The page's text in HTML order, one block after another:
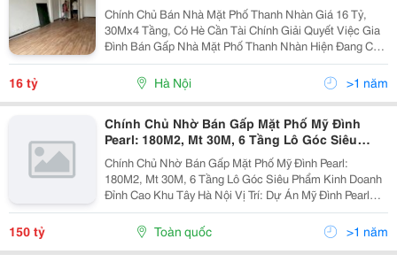
Chính Chủ Bán Nhà Mặt Phố Thanh Nhàn Giá 16 Tỷ,
30Mx4 Tầng, Có Hè Cần Tài Chính Giải Quyết Việc Gia
Đình Bán Gấp Nhà Mặt Phố Thanh Nhàn Hiện Đang Cho
Thuê Mặt Bằng Gần 30Tr/Tháng. Buôn Bán Rất Có Lộc,
Đông Khách. Nguồn Thu Lớn. Diện Tích Xây Dựng...
16 tỷ Hà Nội >1 năm
Chính Chủ Nhờ Bán Gấp Mặt Phố Mỹ Đình
Pearl: 180M2, Mt 30M, 6 Tầng Lô Góc Siêu
Phẩm Kinh Doanh Đỉnh Cao Khu Tây Hà Nội
Chính Chủ Nhờ Bán Gấp Mặt Phố Mỹ Đình Pearl:
180M2, Mt 30M, 6 Tầng Lô Góc Siêu Phẩm Kinh Doanh
Đỉnh Cao Khu Tây Hà Nội Vị Trí: Dự Án Mỹ Đình Pearl
Mặt Đường Phạm Hùng, Đối Diện Keangnam, Cạnh Bộ
Ngoại Giao, Cách Bến Xe Mỹ Đình 3 Phút. Phù Hợp:...
150 tỷ Toàn quốc >1 năm